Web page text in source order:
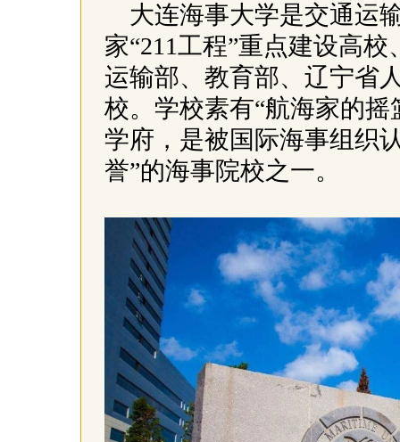
大连海事大学是交通运
家“211工程”重点建设高
运输部、教育部、辽宁省
校。学校素有“航海家的
学府，是被国际海事组织
誉”的海事院校之一。